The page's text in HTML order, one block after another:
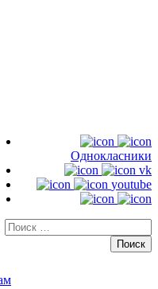
Однокласники
vk
youtube
Искать: